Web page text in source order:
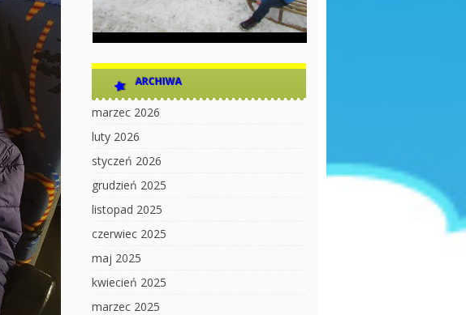
ARCHIWA
marzec 2026
luty 2026
styczeń 2026
grudzień 2025
listopad 2025
czerwiec 2025
maj 2025
kwiecień 2025
marzec 2025